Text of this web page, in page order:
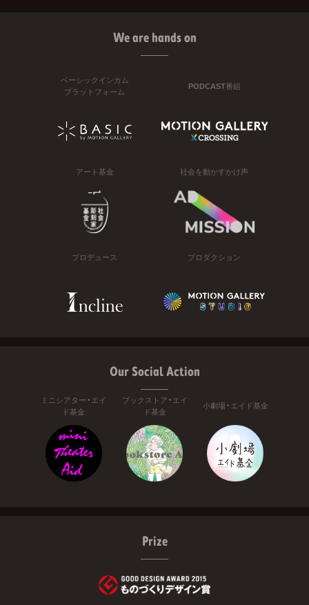
We are hands on
ベーシックインカム
プラットフォーム
PODCAST番組
アート基金 社会を動かすかけ声
プロデュース プロダクション
Our Social Action
ミニシアター・エイ
ド基金
ブックストア・エイ
ド基金
小劇場・エイド基金
Prize